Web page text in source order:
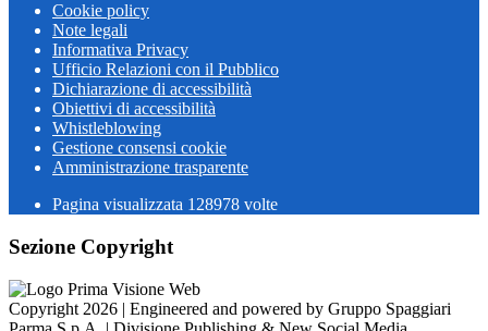
Cookie policy
Note legali
Informativa Privacy
Ufficio Relazioni con il Pubblico
Dichiarazione di accessibilità
Obiettivi di accessibilità
Whistleblowing
Gestione consensi cookie
Amministrazione trasparente
Pagina visualizzata 128978 volte
Sezione Copyright
Copyright 2026 | Engineered and powered by Gruppo Spaggiari